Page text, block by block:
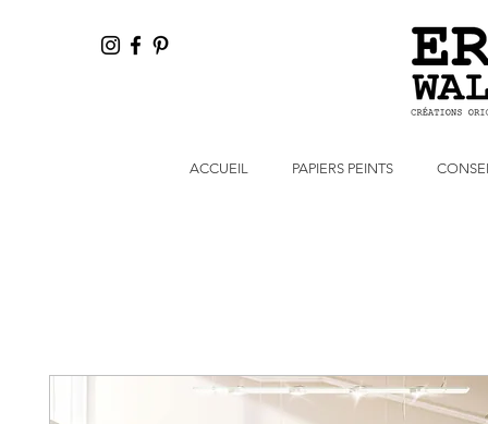
ACCUEIL PAPIERS PEINTS